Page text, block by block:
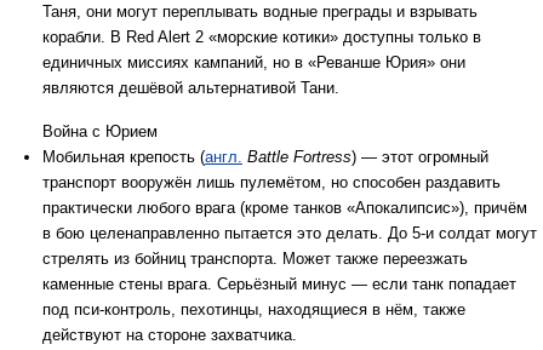
Таня, они могут переплывать водные преграды и взрывать
корабли. В Red Alert 2 «морские котики» доступны только в
единичных миссиях кампаний, но в «Реванше Юрия» они
являются дешёвой альтернативой Тани.
Война с Юрием
Мобильная крепость (англ. Battle Fortress) — этот огромный
транспорт вооружён лишь пулемётом, но способен раздавить
практически любого врага (кроме танков «Апокалипсис»), причём
в бою целенаправленно пытается это делать. До 5-и солдат могут
стрелять из бойниц транспорта. Может также переезжать
каменные стены врага. Серьёзный минус — если танк попадает
под пси-контроль, пехотинцы, находящиеся в нём, также
действуют на стороне захватчика.